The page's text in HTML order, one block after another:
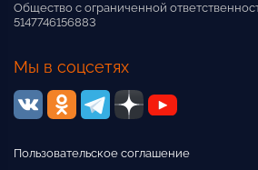
Общество с ограниченной
5147746156883
Мы в соцсетях
Пользовательское соглашение